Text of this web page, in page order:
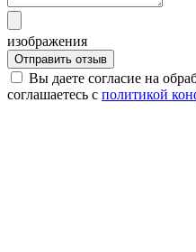
изображения
Отправить отзыв
Вы даете согласие на
соглашаетесь с политикой